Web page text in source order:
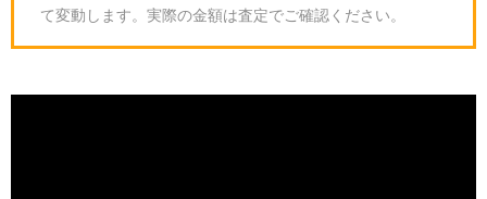
て変動します。実際の金額は査定でご確認ください。
グランツーリスモ7のカレラRS｜入手と乗り方